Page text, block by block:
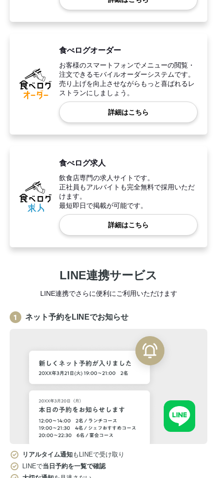
食べログオーダー
お客様のスマートフォンでメニューの閲覧・
注文できるモバイルオーダーシステムです。
売り上げを向上させながらもっと喜ばれるレ
ストランにしましょう。
詳細はこちら
食べログ求人
飲食店専門の求人サイトです。
正社員もアルバイトも完全無料で採用いただ
けます。
最短即日で掲載が可能です。
詳細はこちら
LINE連携サービス
LINE連携でさらに便利にご利用いただけます
ネット予約をLINEでお知らせ
リアルタイム通知もLINEで受け取り
LINEで当日予約を一覧で確認